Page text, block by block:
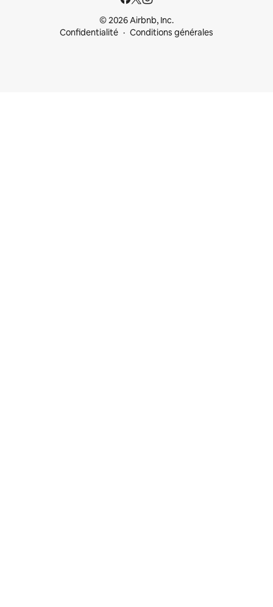
© 2026 Airbnb, Inc.
Confidentialité
Conditions générales